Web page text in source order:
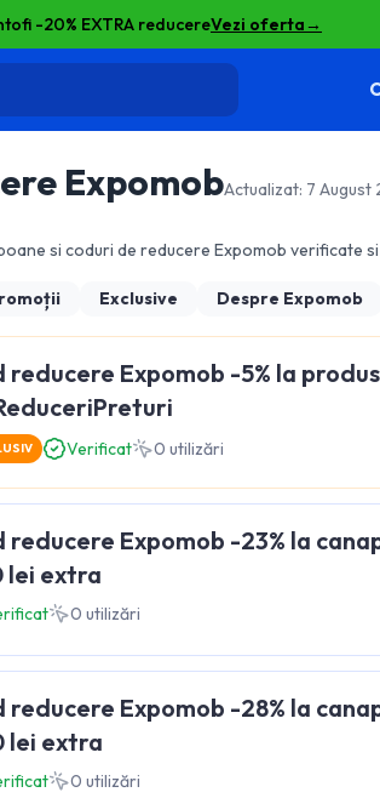
-20% EXTRA reducereVezi oferta→
ExpomobActualizat: 7 August
si coduri de reducereExpomob verificate
Exclusive Despre Expomob
reducere Expomob -5% la
Verificat 0 utilizări
reducere Expomob -23% la
lei extra
0 utilizări
reducere Expomob -28% la
lei extra
0 utilizări